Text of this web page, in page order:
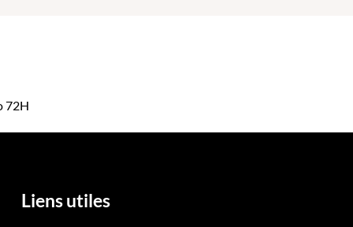
72H
Liens utiles